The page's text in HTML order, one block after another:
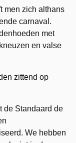
men zich althans
carnaval.
met
en valse
zittend op
de Standaard de
We hebben